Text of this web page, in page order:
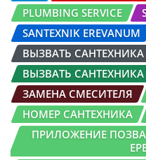
PLUMBING SERVICE
SANTEXNIK EREVANUM
ВЫЗВАТЬ САНТЕХНИКА
ВЫЗВАТЬ
ЗАМЕНА СМЕСИТЕЛЯ
НОМЕР САНТЕХНИКА
ПРИЛОЖЕНИЕ